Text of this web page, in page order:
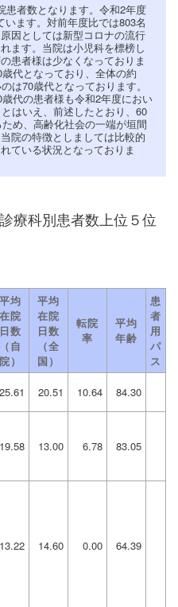
患者数となります。令和2年度
ます。対前年度比では803名
因としては新型コロナの流行
ます。当院は小児科を標榜し
患者様は少なくなっておりま
代となっており、全体の約
は70歳代となっております。
代の患者様も令和2年度におい
はいえ、前述したとおり、60
め、高齢化社会の一端が垣間
院の特徴としましては比較的
ている状況となっておりま
療科別患者数上位５位
平均
在院
日数
（自
院）
平均
在院
日数
（全
国）
転院
率
平均
年齢
患
者
用
パ
ス
25.61 20.51 10.64 84.30
19.58 13.00 6.78 83.05
13.22 14.60 0.00 64.39